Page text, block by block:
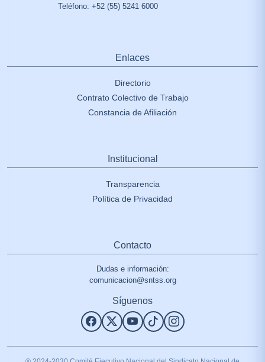
Teléfono: +52 (55) 5241 6000
Enlaces
Directorio
Contrato Colectivo de Trabajo
Constancia de Afiliación
Institucional
Transparencia
Política de Privacidad
Contacto
Dudas e información:
comunicacion@sntss.org
Síguenos